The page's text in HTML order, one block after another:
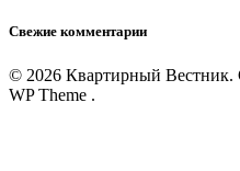
Свежие комментарии
© 2026 Квартирный Вестник.
WP Theme .